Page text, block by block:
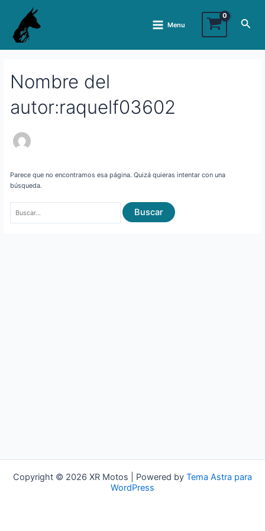
contenido
MenuMenu
Nombre del
autor:raquelf03602
Parece que no encontramos esa página. Quizá quieras intentar con una
búsqueda.
Copyright © 2026 XR Motos | Powered by Tema Astra para
WordPress